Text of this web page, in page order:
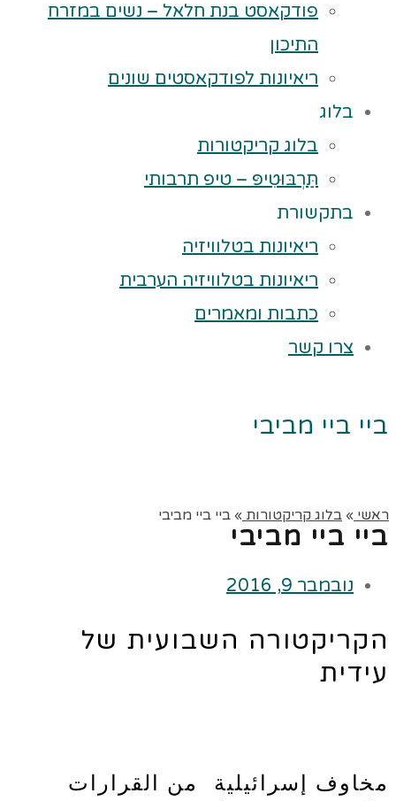
פודקאסט בנת חלאל – נשים במזרח
התיכון
ריאיונות לפודקאסטים שונים
בלוג
בלוג קריקטורות
תַּרְבּוּטִיפּ – טיפ תרבותי
בתקשורת
ריאיונות בטלוויזיה
ריאיונות בטלוויזיה הערבית
כתבות ומאמרים
צרו קשר
ביי ביי מביבי
ראשי » בלוג קריקטורות » ביי ביי מביבי
ביי ביי מביבי
נובמבר 9, 2016
הקריקטורה השבועית של
עידית
مخاوف إسرائيلية من القرارات